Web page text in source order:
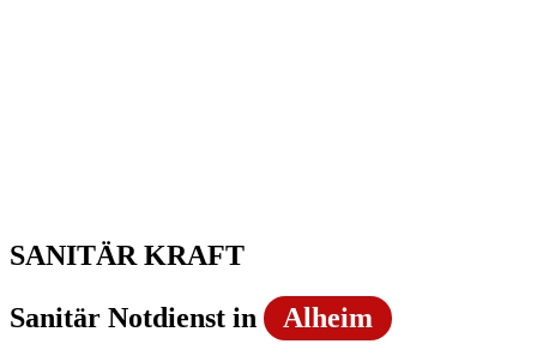
SANITÄR KRAFT
Sanitär Notdienst in
Alheim